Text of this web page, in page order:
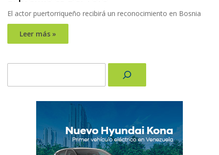
El actor puertorriqueño recibirá un reconocimiento en Bosnia
Leer más »